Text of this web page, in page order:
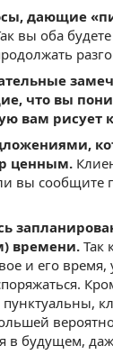
дающие
вы оба будете
что вы
вам рисует
ценным.
вы сообщите
времени. Так
и его время,
в будущем,